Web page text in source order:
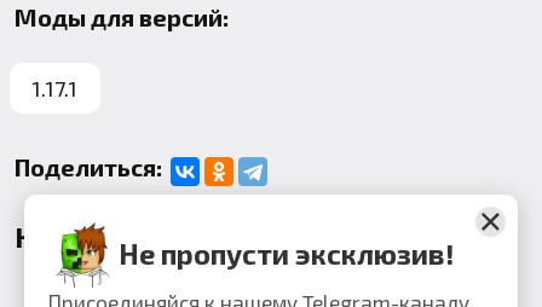
Моды для версий:
1.17.1
Поделиться:
Комментарии
Не пропусти эксклюзив!
Присоединяйся к нашему Telegram-каналу,